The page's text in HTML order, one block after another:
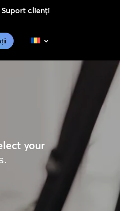
Suport clienți
your